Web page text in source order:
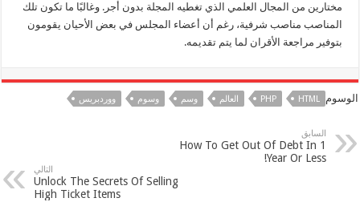
مختارين من المجال العلمي الذي تغطيه المجلة بدون أجر. وغالبًا ما تكون تلك
المناصب مناصب شرفية، رغم أن أعضاء المجلس في بعض الأحيان يقومون
بتوفير مراجعة الأقران لما يتم تقديمه.
الوسوم HTML
PHP العالم وسم وسوم ووردبريس
السابق
How To Get Out Of Debt In 1
Year Or Less!
التالي
Unlock The Secrets Of Selling
High Ticket Items